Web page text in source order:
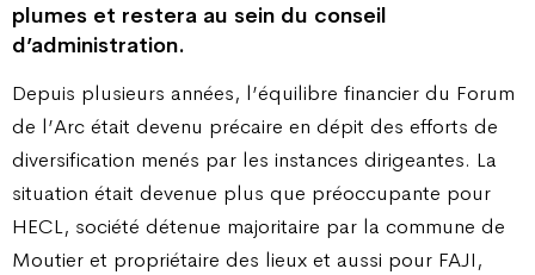
plumes et restera au sein du conseil
d’administration.
Depuis plusieurs années, l’équilibre financier du Forum
de l’Arc était devenu précaire en dépit des efforts de
diversification menés par les instances dirigeantes. La
situation était devenue plus que préoccupante pour
HECL, société détenue majoritaire par la commune de
Moutier et propriétaire des lieux et aussi pour FAJI,